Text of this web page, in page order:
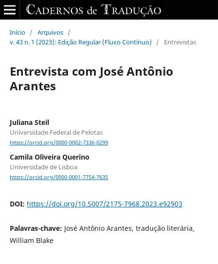
Início / Arquivos /
v. 43 n. 1 (2023): Edição Regular (Fluxo Contínuo)
/ Entrevistas
Entrevista com José Antônio
Arantes
Juliana Steil
Universidade Federal de Pelotas
https://orcid.org/0000-0002-7336-0299
Camila Oliveira Querino
Universidade de Lisboa
https://orcid.org/0000-0001-7754-7635
DOI: https://doi.org/10.5007/2175-7968.2023.e92903
Palavras-chave: José Antônio Arantes, tradução literária,
William Blake